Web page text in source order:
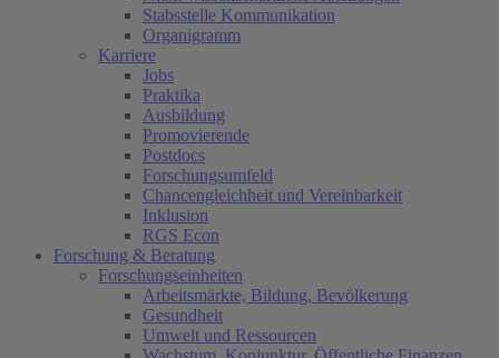
Stabsstelle Kommunikation
Organigramm
Karriere
Jobs
Praktika
Ausbildung
Promovierende
Postdocs
Forschungsumfeld
Chancengleichheit und Vereinbarkeit
Inklusion
RGS Econ
Forschung & Beratung
Forschungseinheiten
Arbeitsmärkte, Bildung, Bevölkerung
Gesundheit
Umwelt und Ressourcen